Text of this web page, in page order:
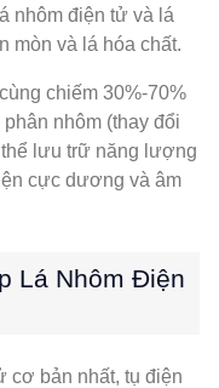
nhôm điện tử và lá
mòn và lá hóa chất.
chiếm 30%-70%
nhôm (thay đổi
lưu trữ năng lượng
cực dương và âm
Lá Nhôm Điện
cơ bản nhất, tụ điện